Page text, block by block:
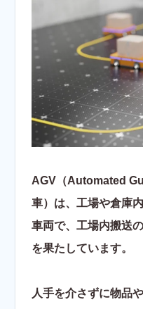
AGV（Automated
車）は、工場や倉庫
車両で、工場内搬送
を果たしています。
人手を介さずに物品